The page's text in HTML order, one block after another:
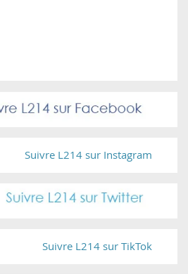
Suivre L214 sur Instagram
Suivre L214 sur TikTok